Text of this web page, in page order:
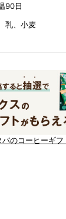
90日
乳、小麦
バのコーヒーギ